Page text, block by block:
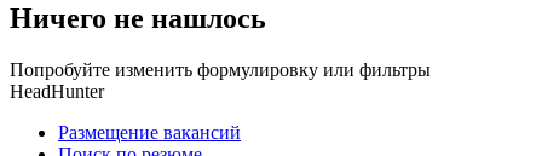
Ничего не нашлось
Попробуйте изменить формулировку или фильтры
HeadHunter
Размещение вакансий